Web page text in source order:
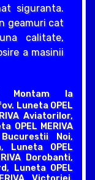
siguranta.
geamuri cat
calitate,
a masinii
la
Luneta OPEL
Aviatorilor,
OPEL MERIVA
Bucurestii Noi,
Luneta OPEL
Dorobanti,
Luneta OPEL